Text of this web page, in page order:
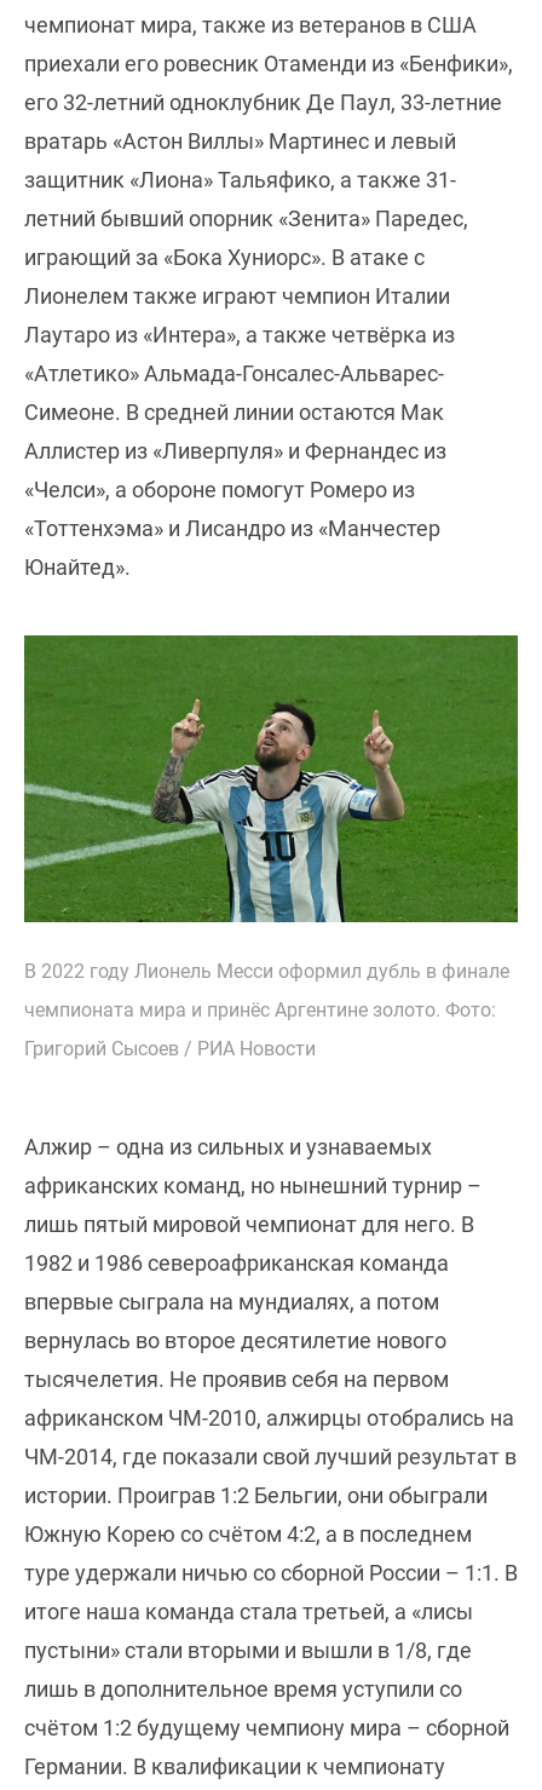
чемпионат мира, также из ветеранов в США
приехали его ровесник Отаменди из «Бенфики»,
его 32-летний одноклубник Де Паул, 33-летние
вратарь «Астон Виллы» Мартинес и левый
защитник «Лиона» Тальяфико, а также 31-
летний бывший опорник «Зенита» Паредес,
играющий за «Бока Хуниорс». В атаке с
Лионелем также играют чемпион Италии
Лаутаро из «Интера», а также четвёрка из
«Атлетико» Альмада-Гонсалес-Альварес-
Симеоне. В средней линии остаются Мак
Аллистер из «Ливерпуля» и Фернандес из
«Челси», а обороне помогут Ромеро из
«Тоттенхэма» и Лисандро из «Манчестер
Юнайтед».
В 2022 году Лионель Месси оформил дубль в финале
чемпионата мира и принёс Аргентине золото. Фото:
Григорий Сысоев / РИА Новости
Алжир – одна из сильных и узнаваемых
африканских команд, но нынешний турнир –
лишь пятый мировой чемпионат для него. В
1982 и 1986 североафриканская команда
впервые сыграла на мундиалях, а потом
вернулась во второе десятилетие нового
тысячелетия. Не проявив себя на первом
африканском ЧМ-2010, алжирцы отобрались на
ЧМ-2014, где показали свой лучший результат в
истории. Проиграв 1:2 Бельгии, они обыграли
Южную Корею со счётом 4:2, а в последнем
туре удержали ничью со сборной России – 1:1. В
итоге наша команда стала третьей, а «лисы
пустыни» стали вторыми и вышли в 1/8, где
лишь в дополнительное время уступили со
счётом 1:2 будущему чемпиону мира – сборной
Германии. В квалификации к чемпионату